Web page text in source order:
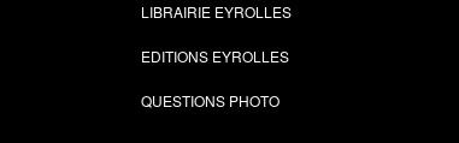
LIBRAIRIE EYROLLES
EDITIONS EYROLLES
QUESTIONS PHOTO